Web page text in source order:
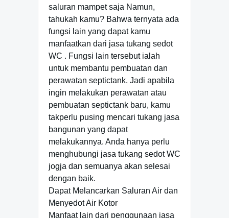
saluran mampet saja Namun,
tahukah kamu? Bahwa ternyata ada
fungsi lain yang dapat kamu
manfaatkan dari jasa tukang sedot
WC . Fungsi lain tersebut ialah
untuk membantu pembuatan dan
perawatan septictank. Jadi apabila
ingin melakukan perawatan atau
pembuatan septictank baru, kamu
takperlu pusing mencari tukang jasa
bangunan yang dapat
melakukannya. Anda hanya perlu
menghubungi jasa tukang sedot WC
jogja dan semuanya akan selesai
dengan baik.
Dapat Melancarkan Saluran Air dan
Menyedot Air Kotor
Manfaat lain dari penggunaan jasa